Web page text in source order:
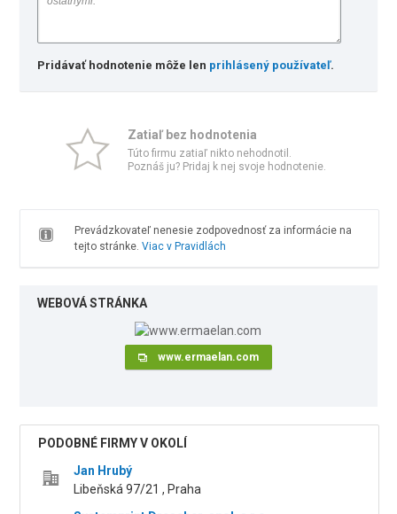
Pridávať hodnotenie môže len prihlásený používateľ.
Zatiaľ bez hodnotenia
Túto firmu zatiaľ nikto nehodnotil.
Poznáš ju? Pridaj k nej svoje hodnotenie.
Prevádzkovateľ nenesie zodpovednosť za informácie na
tejto stránke. Viac v Pravidlách
WEBOVÁ STRÁNKA
www.ermaelan.com
PODOBNÉ FIRMY V OKOLÍ
Jan Hrubý
Libeňská 97/21 , Praha